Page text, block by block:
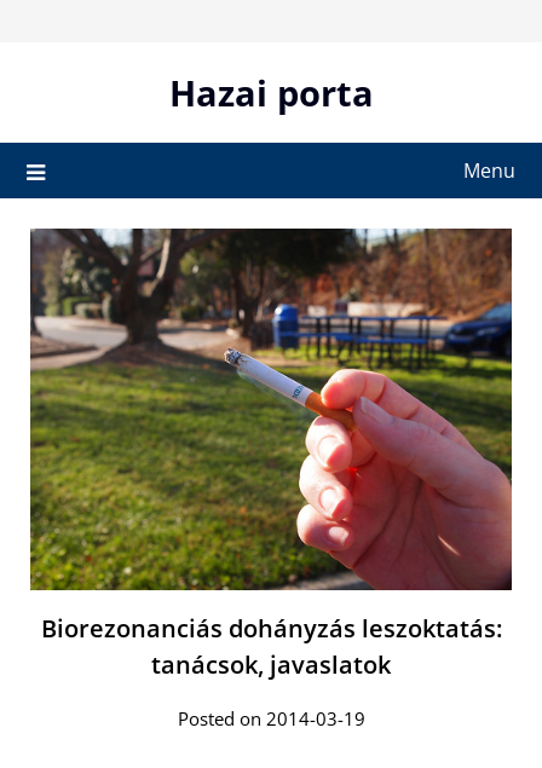
Hazai porta
Menu
Biorezonanciás dohányzás leszoktatás:
tanácsok, javaslatok
Posted on 2014-03-19